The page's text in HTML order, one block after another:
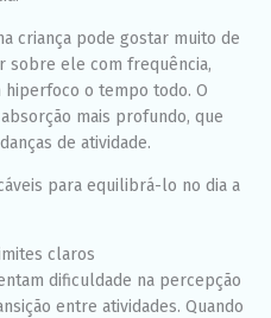
criança pode gostar muito de
sobre ele com frequência,
o tempo todo. O
mais profundo, que
de atividade.
para equilibrá-lo no dia a
claros
dificuldade na percepção
entre atividades. Quando